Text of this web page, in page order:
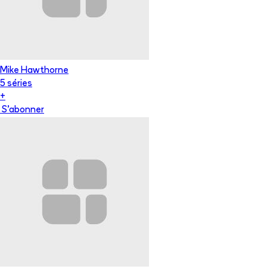
Mike Hawthorne
5 séries
+
S'abonner